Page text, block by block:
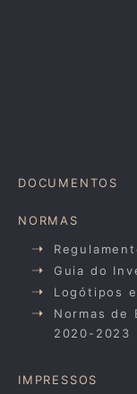
DOCUMENTOS
NORMAS
Guia do
Logótipos
Normas de
2020-2023
IMPRESSOS